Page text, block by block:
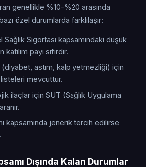
genellikle %10-%20 arasında
özel durumlarda farklılaşır:
Sağlık Sigortası kapsamındaki düşük
payı sıfırdır.
(diyabet, astım, kalp yetmezliği) için
mevcuttur.
ilaçlar için SUT (Sağlık Uygulama
kapsamında jenerik tercih edilirse
Dışında Kalan Durumlar